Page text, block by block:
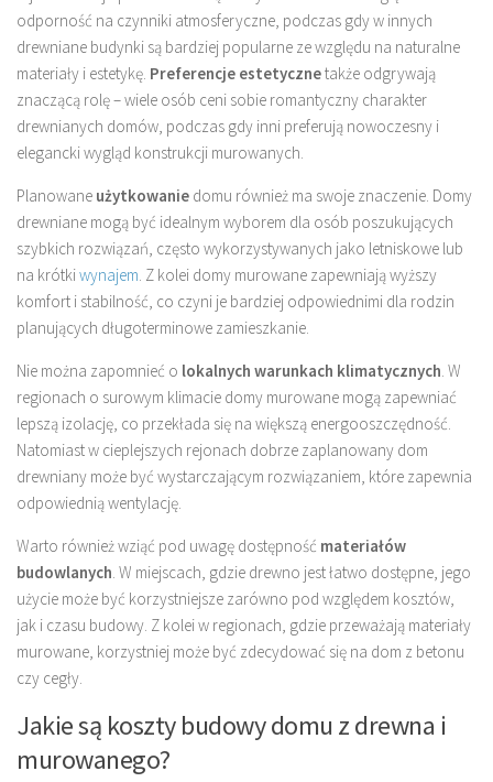
odporność na czynniki atmosferyczne, podczas gdy w innych
drewniane budynki są bardziej popularne ze względu na naturalne
materiały i estetykę. Preferencje estetycznetakże odgrywają
znaczącą rolę – wiele osób ceni sobie romantyczny charakter
drewnianych domów, podczas gdy inni preferują nowoczesny i
elegancki wygląd konstrukcji murowanych.
Planowane użytkowanie domu również ma swoje znaczenie. Domy
drewniane mogą być idealnym wyborem dla osób poszukujących
szybkich rozwiązań, często wykorzystywanych jako letniskowe lub
na krótkiwynajem . Z kolei domy murowane zapewniają wyższy
komfort i stabilność, co czyni je bardziej odpowiednimi dla rodzin
planujących długoterminowe zamieszkanie.
Nie można zapomnieć o lokalnych warunkach klimatycznych . W
regionach o surowym klimacie domy murowane mogą zapewniać
lepszą izolację, co przekłada się na większą energooszczędność.
Natomiast w cieplejszych rejonach dobrze zaplanowany dom
drewniany może być wystarczającym rozwiązaniem, które zapewnia
odpowiednią wentylację.
Warto również wziąć pod uwagę dostępność materiałów
budowlanych . W miejscach, gdzie drewno jest łatwo dostępne, jego
użycie może być korzystniejsze zarówno pod względem kosztów,
jak i czasu budowy. Z kolei w regionach, gdzie przeważają materiały
murowane, korzystniej może być zdecydować się na dom z betonu
czy cegły.
Jakie są koszty budowy domu z drewna i
murowanego?